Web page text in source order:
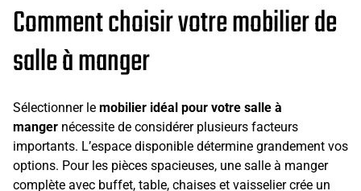
Comment choisir votre mobilier de
salle à manger
Sélectionner le mobilier idéal pour votre salle à
manger nécessite de considérer plusieurs facteurs
importants. L’espace disponible détermine grandement vos
options. Pour les pièces spacieuses, une salle à manger
complète avec buffet, table, chaises et vaisselier crée un